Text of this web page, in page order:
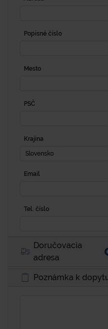
Popisné číslo
Mesto
PSČ
Krajina
Slovensko
Email
Tel. číslo
Doručovacia
adresa
Poznámka k